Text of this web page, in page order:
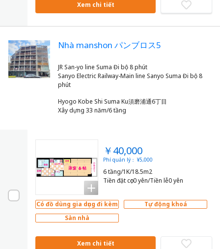
Xem chi tiết
Nhà manshon パンブロス5
JR San-yo line Suma Đi bộ 8 phút
Sanyo Electric Railway-Main line Sanyo Suma Đi bộ 8
Hyogo Kobe Shi Suma Ku須磨浦通6丁目
Xây dựng 33 năm/6 tầng
￥40,000
Phí quản lý： ¥5,000
6 tầng/1K/18.5m2
Tiền đặt cọc0 yên/Tiền lễ0 yên
Có đồ dùng gia dụng đi kèm
Tự động khoá
Sàn nhà
Xem chi tiết